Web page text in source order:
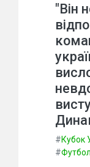
"Він
#Кубок
#